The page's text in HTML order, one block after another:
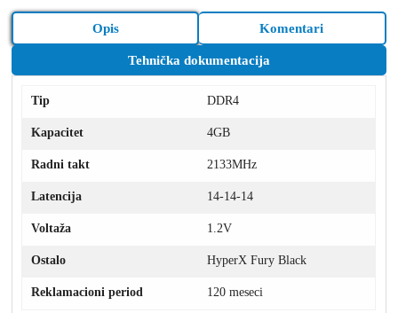
Opis
Tehnička dokumentacija
Komentari
Tip DDR4
Kapacitet 4GB
Radni takt 2133MHz
Latencija 14-14-14
Voltaža 1.2V
Ostalo HyperX Fury Black
Reklamacioni period 120 meseci